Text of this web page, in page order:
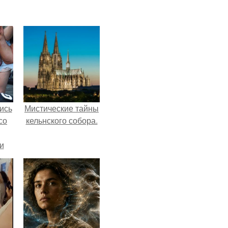
Мистические тайны
кельнского собора.